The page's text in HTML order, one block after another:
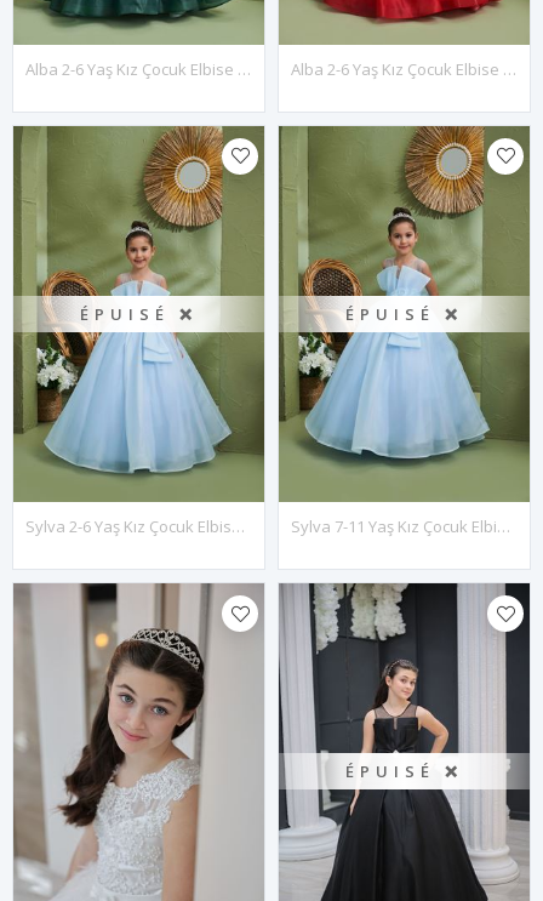
Alba 2-6 Yaş Kız Çocuk Elbise 20158 Yeşil Alba 2-6 Yaş Kız Çocuk Elbise 20158 Kırmızı
ÉPUISÉ ❌
Sylva 2-6 Yaş Kız Çocuk Elbise 20134 Bebe Mavi
ÉPUISÉ ❌
Sylva 7-11 Yaş Kız Çocuk Elbise 30134 Bebe Mavi
ÉPUISÉ ❌